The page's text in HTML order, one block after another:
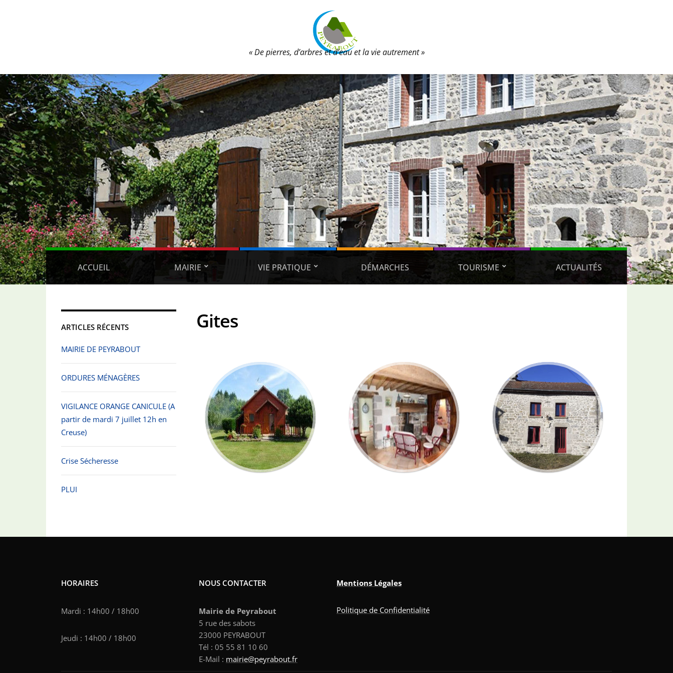
« De pierres, d’arbres et d’eau et la vie autrement »
ACCUEIL MAIRIE VIE PRATIQUE DÉMARCHES TOURISME ACTUALITÉS
ARTICLES RÉCENTS
MAIRIE DE PEYRABOUT
ORDURES MÉNAGÈRES
VIGILANCE ORANGE CANICULE (A
partir de mardi 7 juillet 12h en
Creuse)
Crise Sécheresse
PLUI
Gites
HORAIRES
Mardi : 14h00 / 18h00
Jeudi : 14h00 / 18h00
NOUS CONTACTER
Mairie de Peyrabout
5 rue des sabots
23000 PEYRABOUT
Tél : 05 55 81 10 60
E-Mail : mairie@peyrabout.fr
Mentions Légales
Politique de Confidentialité